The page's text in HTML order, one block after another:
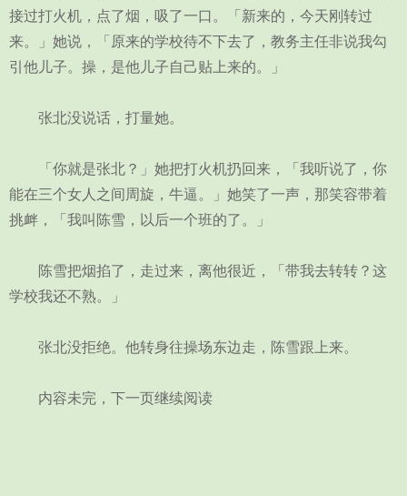
接过打火机，点了烟，吸了一口。「新来的，今天刚转过
来。」她说，「原来的学校待不下去了，教务主任非说我勾
引他儿子。操，是他儿子自己贴上来的。」
张北没说话，打量她。
「你就是张北？」她把打火机扔回来，「我听说了，你
能在三个女人之间周旋，牛逼。」她笑了一声，那笑容带着
挑衅，「我叫陈雪，以后一个班的了。」
陈雪把烟掐了，走过来，离他很近，「带我去转转？这
学校我还不熟。」
张北没拒绝。他转身往操场东边走，陈雪跟上来。
内容未完，下一页继续阅读